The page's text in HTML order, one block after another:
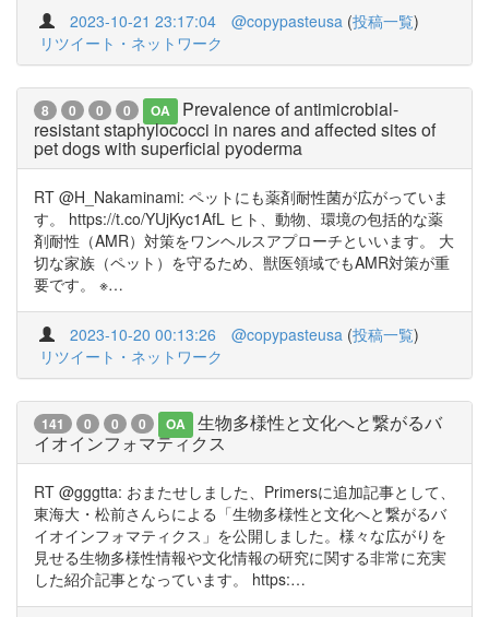
2023-10-21 23:17:04 @copypasteusa (投稿一覧)
リツイート・ネットワーク
8 0 0 0 OA
Prevalence of antimicrobial-
resistant staphylococci in nares and affected sites of
pet dogs with superficial pyoderma
RT @H_Nakaminami: ペットにも薬剤耐性菌が広がっていま
す。 https://t.co/YUjKyc1AfL ヒト、動物、環境の包括的な薬
剤耐性（AMR）対策をワンヘルスアプローチといいます。 大
切な家族（ペット）を守るため、獣医領域でもAMR対策が重
要です。 ※…
2023-10-20 00:13:26 @copypasteusa (投稿一覧)
リツイート・ネットワーク
141 0 0 0 OA
生物多様性と文化へと繋がるバ
イオインフォマティクス
RT @gggtta: おまたせしました、Primersに追加記事として、
東海大・松前さんらによる「生物多様性と文化へと繋がるバ
イオインフォマティクス」を公開しました。様々な広がりを
見せる生物多様性情報や文化情報の研究に関する非常に充実
した紹介記事となっています。 https:…